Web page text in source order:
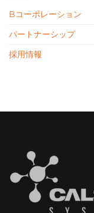
Bコーポレーション
パートナーシップ
採用情報